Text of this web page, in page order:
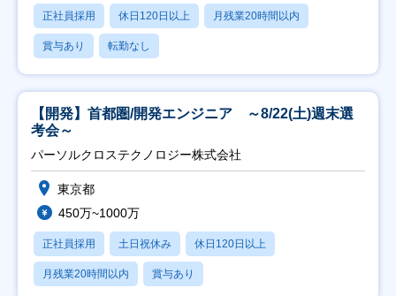
正社員採用 休日120日以上 月残業20時間以内
賞与あり 転勤なし
【開発】首都圏/開発エンジニア ～8/22(土)週末選
考会～
パーソルクロステクノロジー株式会社
東京都
450万~1000万
正社員採用 土日祝休み 休日120日以上
月残業20時間以内 賞与あり